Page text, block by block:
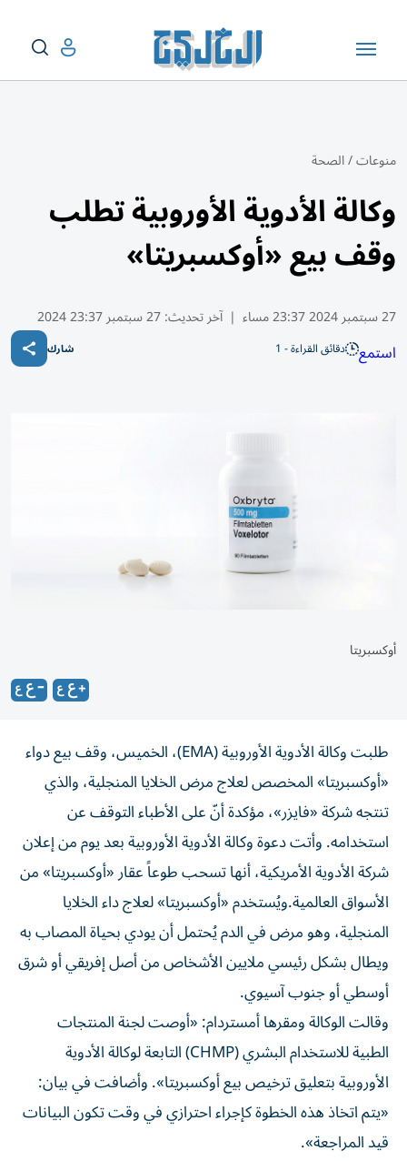
منوعات/الصحة
وكالة الأدوية الأوروبية تطلب
وقف بيع «أوكسبريتا»
27 سبتمبر 2024 23:37 مساء | آخر تحديث:27 سبتمبر 23:37 2024
استمع دقائق القراءة - 1 شارك
أوكسبريتا
طلبت وكالة الأدوية الأوروبية (EMA)، الخميس، وقف بيع دواء
«أوكسبريتا» المخصص لعلاج مرض الخلايا المنجلية، والذي
تنتجه شركة «فايزر»، مؤكدة أنّ على الأطباء التوقف عن
استخدامه. وأتت دعوة وكالة الأدوية الأوروبية بعد يوم من إعلان
شركة الأدوية الأمريكية، أنها تسحب طوعاً عقار «أوكسبريتا» من
الأسواق العالمية.ويُستخدم «أوكسبريتا» لعلاج داء الخلايا
المنجلية، وهو مرض في الدم يُحتمل أن يودي بحياة المصاب به
ويطال بشكل رئيسي ملايين الأشخاص من أصل إفريقي أو شرق
أوسطي أو جنوب آسيوي.
وقالت الوكالة ومقرها أمستردام: «أوصت لجنة المنتجات
الطبية للاستخدام البشري (CHMP) التابعة لوكالة الأدوية
الأوروبية بتعليق ترخيص بيع أوكسبريتا». وأضافت في بيان:
«يتم اتخاذ هذه الخطوة كإجراء احترازي في وقت تكون البيانات
قيد المراجعة».